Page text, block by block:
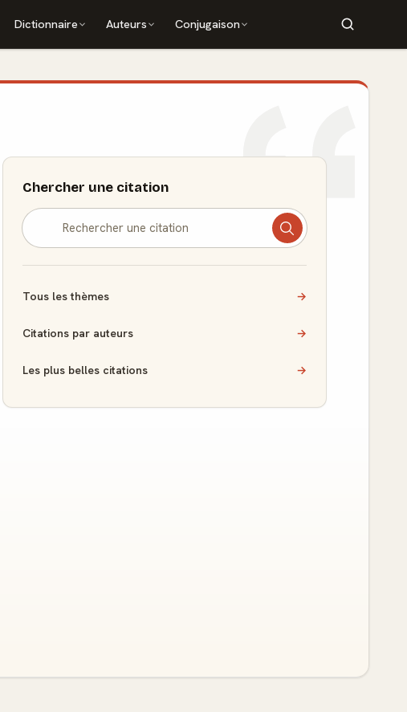
Dictionnaire Auteurs Conjugaison
Chercher une citation
Tous les thèmes →
Citations par auteurs →
Les plus belles citations →